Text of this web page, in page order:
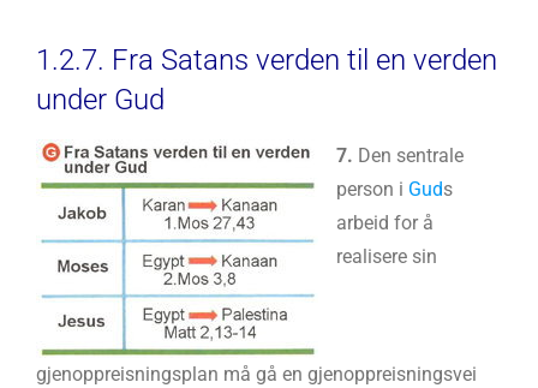
1.2.7. Fra Satans verden til en verden
under Gud
7. Den sentrale
person i Guds
arbeid for å
realisere sin
gjenoppreisningsplan må gå en gjenoppreisningsvei